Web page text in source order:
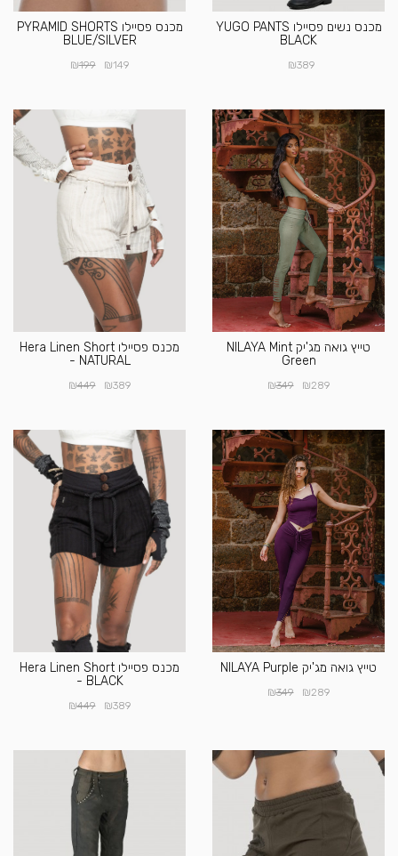
מכנס נשים פסיילו YUGO PANTS
BLACK
₪389
מכנס פסיילו PYRAMID SHORTS
BLUE/SILVER
₪149
₪199
טייץ גואה מג'יק NILAYA Mint
Green
₪289
₪349
מכנס פסיילו Hera Linen Short
- NATURAL
₪389
₪449
טייץ גואה מג'יק NILAYA Purple
₪289
₪349
מכנס פסיילו Hera Linen Short
- BLACK
₪389
₪449